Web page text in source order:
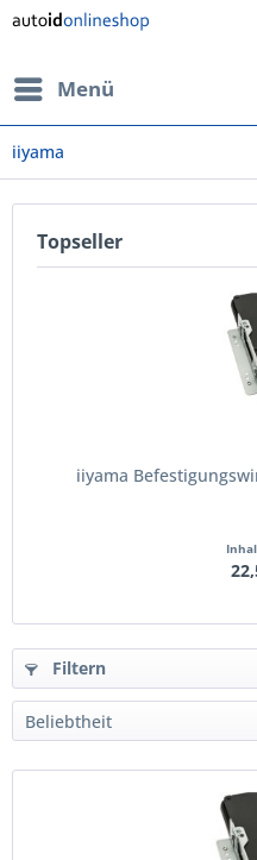
Menü
iiyama
Topseller
iiyama
Filtern